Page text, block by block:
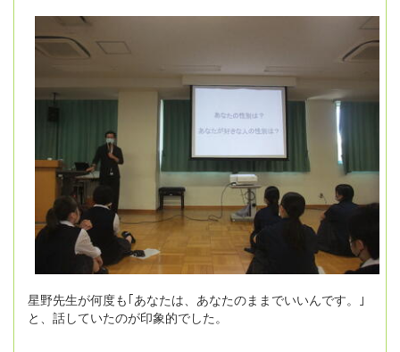
星野先生が何度も｢あなたは、あなたのままでいいんです。｣
と、話していたのが印象的でした。